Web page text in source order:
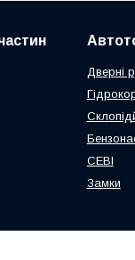
Дверні
СЕВІ
Замки